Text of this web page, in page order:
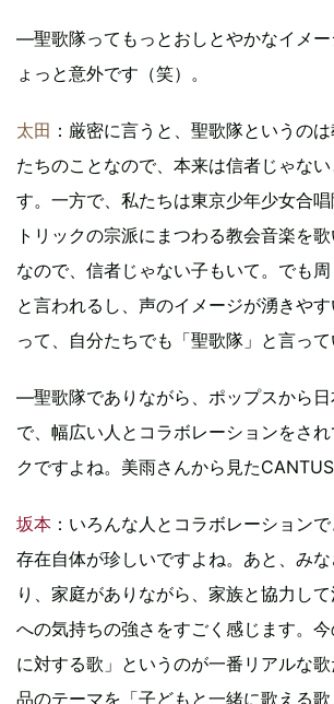
―聖歌隊ってもっとおしとやかなイメー
ょっと意外です（笑）。
太田 ：厳密に言うと、聖歌隊というの
たちのことなので、本来は信者じゃな
す。一方で、私たちは東京少年少女合
トリックの宗派にまつわる教会音楽を
なので、信者じゃない子もいて。でも
と言われるし、声のイメージが湧きや
って、自分たちでも「聖歌隊」と言って
―聖歌隊でありながら、ポップスから日
で、幅広い人とコラボレーションをさ
クですよね。美雨さんから見た
坂本 ：いろんな人とコラボレーション
存在自体が珍しいですよね。あと、み
り、家庭がありながら、家族と協力し
への気持ちの強さをすごく感じます。
に対する歌」というのが一番リアルな
品のテーマを「子どもと一緒に歌える歌